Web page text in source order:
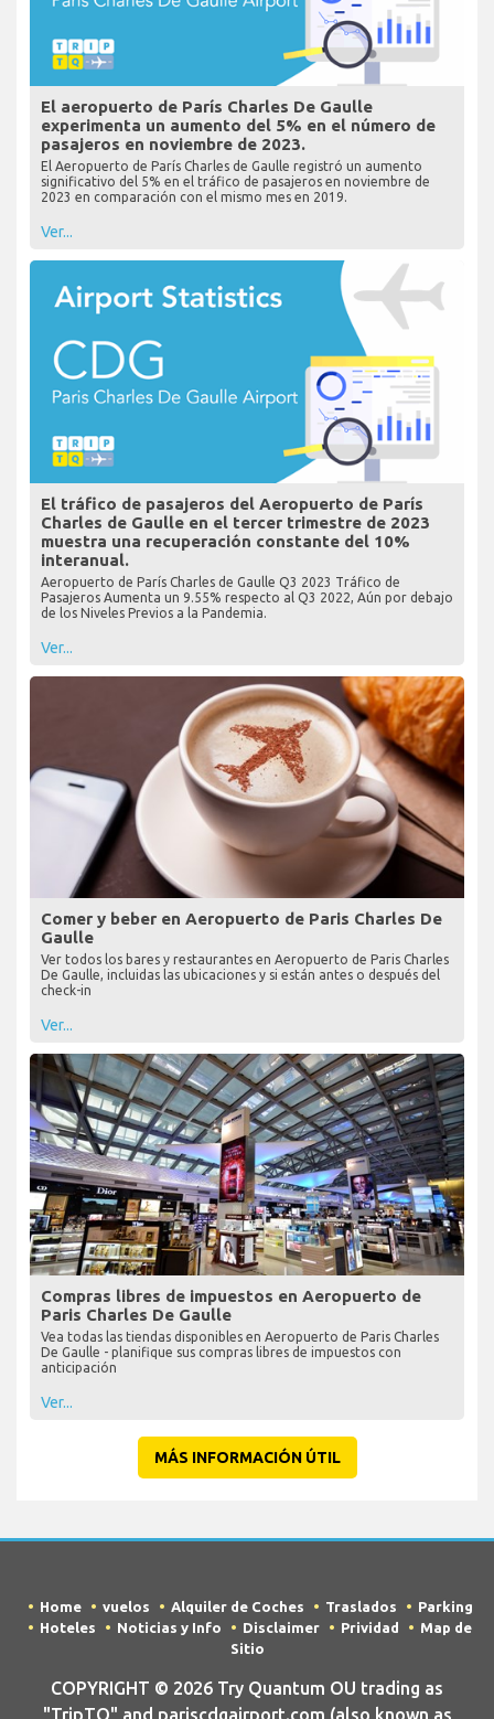
El aeropuerto de París Charles De Gaulle
experimenta un aumento del 5% en el número de
pasajeros en noviembre de 2023.
El Aeropuerto de París Charles de Gaulle registró un aumento
significativo del 5% en el tráfico de pasajeros en noviembre de
2023 en comparación con el mismo mes en 2019.
Ver...
El tráfico de pasajeros del Aeropuerto de París
Charles de Gaulle en el tercer trimestre de 2023
muestra una recuperación constante del 10%
interanual.
Aeropuerto de París Charles de Gaulle Q3 2023 Tráfico de
Pasajeros Aumenta un 9.55% respecto al Q3 2022, Aún por debajo
de los Niveles Previos a la Pandemia.
Ver...
Comer y beber en Aeropuerto de Paris Charles De
Gaulle
Ver todos los bares y restaurantes en Aeropuerto de Paris Charles
De Gaulle, incluidas las ubicaciones y si están antes o después del
check-in
Ver...
Compras libres de impuestos en Aeropuerto de
Paris Charles De Gaulle
Vea todas las tiendas disponibles en Aeropuerto de Paris Charles
De Gaulle - planifique sus compras libres de impuestos con
anticipación
Ver...
MÁS INFORMACIÓN ÚTIL
Home vuelos Alquiler de Coches Traslados
Parking
Hoteles
Noticias y Info Disclaimer Prividad
Map de
Sitio
COPYRIGHT © 2026 Try Quantum OU trading as
"TripTQ" and pariscdgairport.com (also known as